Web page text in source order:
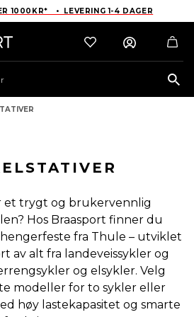
1000KR* • LEVERING 1-4 DAGER
et trygt og brukervennlig
Hos Braasport finner du
fra Thule – utviklet
av alt fra landeveissykler og
og elsykler. Velg
modeller for to sykler eller
høy lastekapasitet og smarte